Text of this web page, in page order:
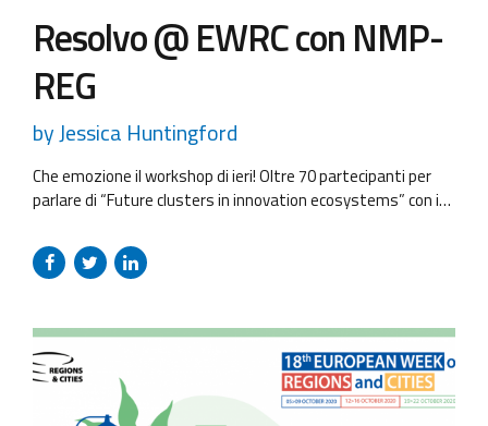
Resolvo @ EWRC con NMP-
REG
by Jessica Huntingford
Che emozione il workshop di ieri! Oltre 70 partecipanti per
parlare di “Future clusters in innovation ecosystems” con i
Resolvo ha avuto l’onore di coordinare la partecipazione del
progetto NMP-REG, una collaborazione con un gruppo di